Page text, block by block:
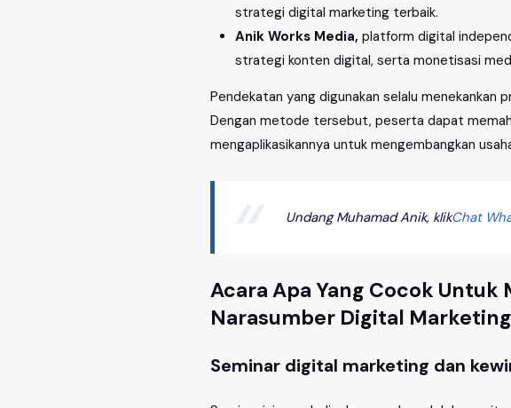
strategi digital marketing terbaik.
Anik Works Media, platform digital
strategi konten digital, serta monetisasi
Pendekatan yang digunakan selalu menekankan
Dengan metode tersebut, peserta dapat
mengaplikasikannya untuk mengembangkan
Undang Muhamad Anik, klikChat
Acara Apa Yang Cocok
Narasumber Digital
Seminar digital marketing dan